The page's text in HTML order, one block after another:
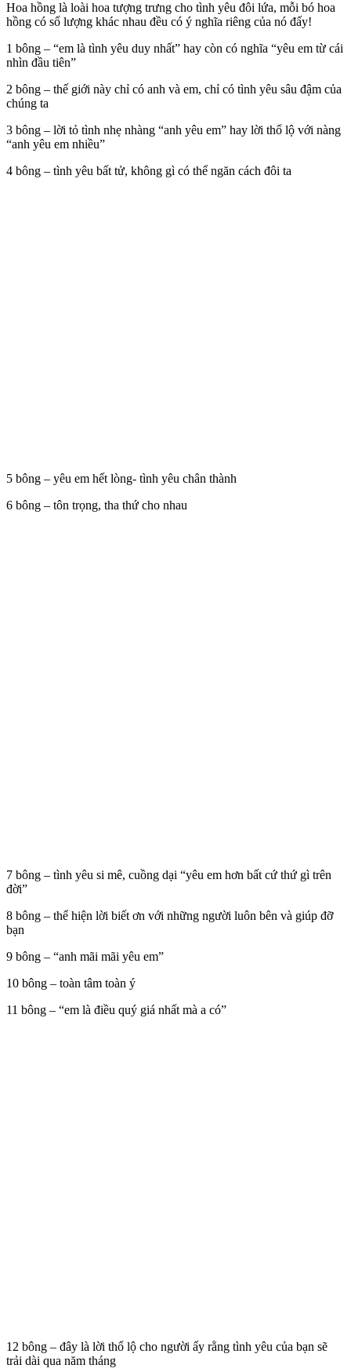
Hoa hồng là loài hoa tượng trưng cho tình yêu đôi lứa, mỗi bó hoa
hồng có số lượng khác nhau đều có ý nghĩa riêng của nó đấy!
1 bông – “em là tình yêu duy nhất” hay còn có nghĩa “yêu em từ cái
nhìn đầu tiên”
2 bông – thế giới này chỉ có anh và em, chỉ có tình yêu sâu đậm của
chúng ta
3 bông – lời tỏ tình nhẹ nhàng “anh yêu em” hay lời thổ lộ với nàng
“anh yêu em nhiều”
4 bông – tình yêu bất tử, không gì có thể ngăn cách đôi ta
5 bông – yêu em hết lòng- tình yêu chân thành
6 bông – tôn trọng, tha thứ cho nhau
7 bông – tình yêu si mê, cuồng dại “yêu em hơn bất cứ thứ gì trên
đời”
8 bông – thể hiện lời biết ơn với những người luôn bên và giúp đỡ
bạn
9 bông – “anh mãi mãi yêu em”
10 bông – toàn tâm toàn ý
11 bông – “em là điều quý giá nhất mà a có”
12 bông – đây là lời thổ lộ cho người ấy rằng tình yêu của bạn sẽ
trải dài qua năm tháng